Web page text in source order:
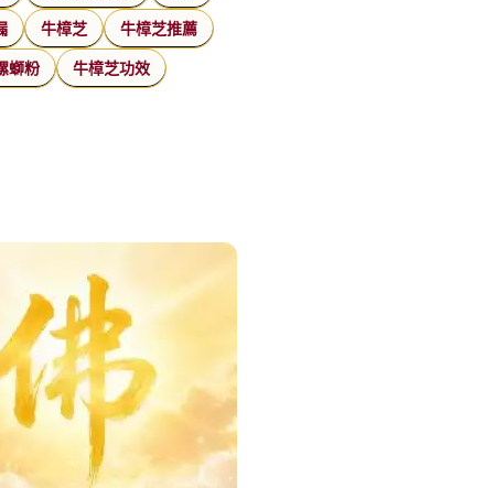
牛樟芝 牛樟芝推薦
螄粉 牛樟芝功效